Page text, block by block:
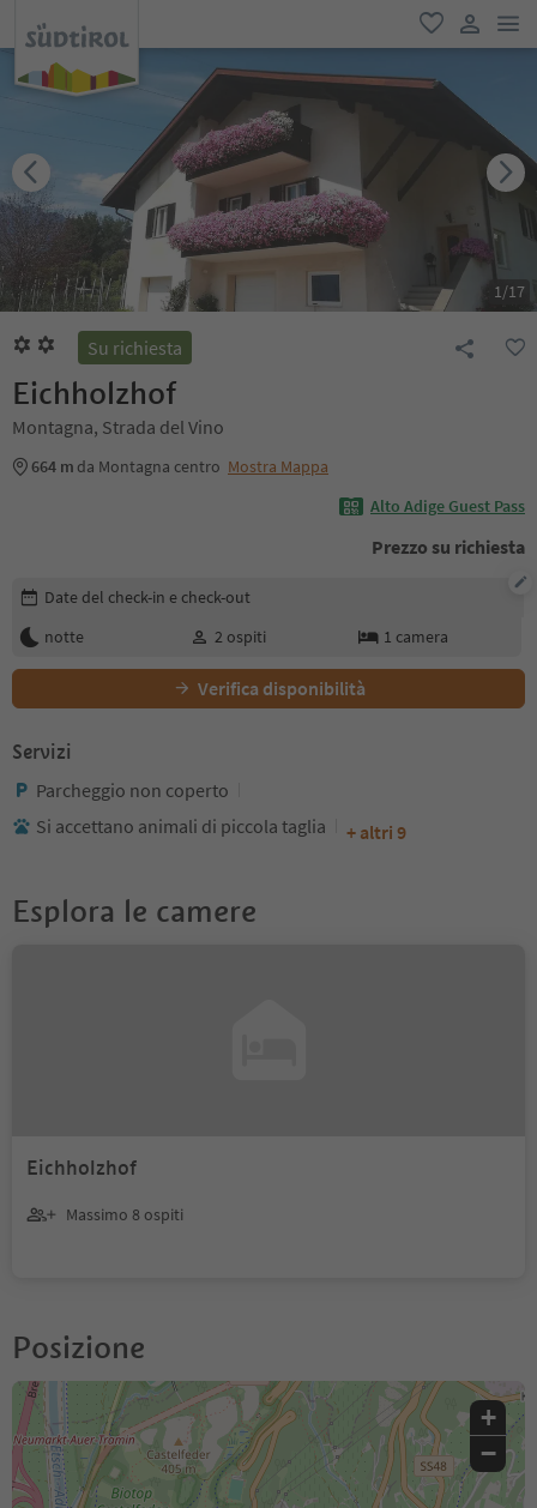
favoriti
user link
1/17
Su richiesta
Eichholzhof
Montagna, Strada del Vino
664 m da Montagna centro Mostra Mappa
Alto Adige Guest Pass
Prezzo su richiesta
Modifica i dettagli della prenotazione
Date del check-in e check-out
notte
2 ospiti 1 camera
Verifica disponibilità
Servizi
Parcheggio non coperto
Si accettano animali di piccola taglia
+ altri 9
Esplora le camere
Eichholzhof
Massimo 8 ospiti
Posizione
+
−